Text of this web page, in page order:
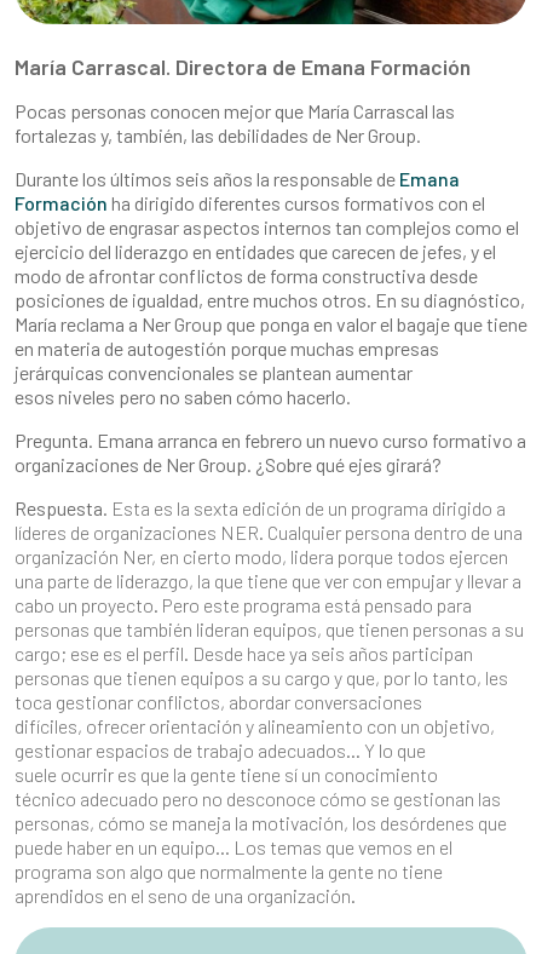
María Carrascal. Directora de Emana Formación
Pocas personas conocen mejor que María Carrascal las
fortalezas y, también, las debilidades de Ner Group.
Durante los últimos seis años la responsable de Emana
Formación ha dirigido diferentes cursos formativos con el
objetivo de engrasar aspectos internos tan complejos como el
ejercicio del liderazgo en entidades que carecen de jefes, y el
modo de afrontar conflictos de forma constructiva desde
posiciones de igualdad, entre muchos otros. En su diagnóstico,
María reclama a Ner Group que ponga en valor el bagaje que tiene
en materia de autogestión porque muchas empresas
jerárquicas convencionales se plantean aumentar
esos niveles pero no saben cómo hacerlo.
Pregunta. Emana arranca en febrero un nuevo curso formativo a
organizaciones de Ner Group. ¿Sobre qué ejes girará?
Respuesta. Esta es la sexta edición de un programa dirigido a
líderes de organizaciones NER. Cualquier persona dentro de una
organización Ner, en cierto modo, lidera porque todos ejercen
una parte de liderazgo, la que tiene que ver con empujar y llevar a
cabo un proyecto. Pero este programa está pensado para
personas que también lideran equipos, que tienen personas a su
cargo; ese es el perfil. Desde hace ya seis años participan
personas que tienen equipos a su cargo y que, por lo tanto, les
toca gestionar conflictos, abordar conversaciones
difíciles, ofrecer orientación y alineamiento con un objetivo,
gestionar espacios de trabajo adecuados… Y lo que
suele ocurrir es que la gente tiene sí un conocimiento
técnico adecuado pero no desconoce cómo se gestionan las
personas, cómo se maneja la motivación, los desórdenes que
puede haber en un equipo… Los temas que vemos en el
programa son algo que normalmente la gente no tiene
aprendidos en el seno de una organización.